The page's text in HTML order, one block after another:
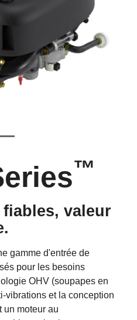
™
valeur
gamme d'entrée de
pour les besoins
OHV (soupapes en
vibrations et la conception
un moteur au